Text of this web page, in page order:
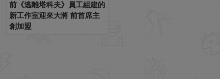
前《逃離塔科夫》員工組建的
新工作室迎來大將 前首席主
創加盟